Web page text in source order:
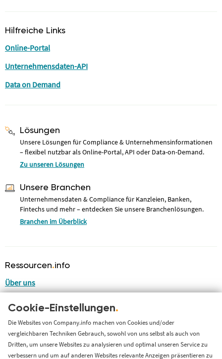
Hilfreiche Links
Online-Portal
Unternehmensdaten-API
Data on Demand
Lösungen
Unsere Lösungen für Compliance & Unternehmensinformationen
– flexibel nutzbar als Online-Portal, API oder Data-on-Demand.
Zu unseren Lösungen
Unsere Branchen
Unternehmensdaten & Compliance für Kanzleien, Banken,
Fintechs und mehr – entdecken Sie unsere Branchenlösungen.
Branchen im Überblick
Ressourcen.info
Über uns
Blog
LinkedIn
LinkedIn Newsletter
Cases
Support
Cookie-Einstellungen.
Die Websites von Company.info machen von Cookies und/oder
vergleichbaren Techniken Gebrauch, sowohl von uns selbst als auch von
Dritten, um unsere Websites zu analysieren und optimal unseren Service zu
verbessern und um auf anderen Websites relevante Anzeigen präsentieren zu